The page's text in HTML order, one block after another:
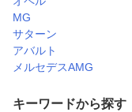
MG
サターン
アバルト
メルセデスAMG
キーワードから探す